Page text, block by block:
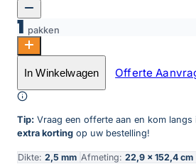
1 pakken
Borgo 330 aantal
Toevoegen aan winkelwagen
In Winkelwagen Offerte
Tip: Vraag een offerte aan en kom
extra korting op uw bestelling!
Dikte: 2,5 mm Afmeting: 22,9 × 152,4 cm